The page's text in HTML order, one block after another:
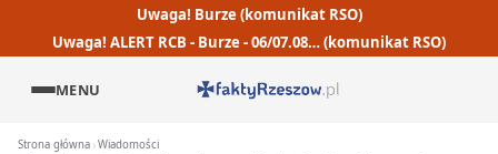
Uwaga! Burze (komunikat RSO)
Uwaga! ALERT RCB - Burze - 06/07.08… (komunikat RSO)
MENU
Strona główna Wiadomości